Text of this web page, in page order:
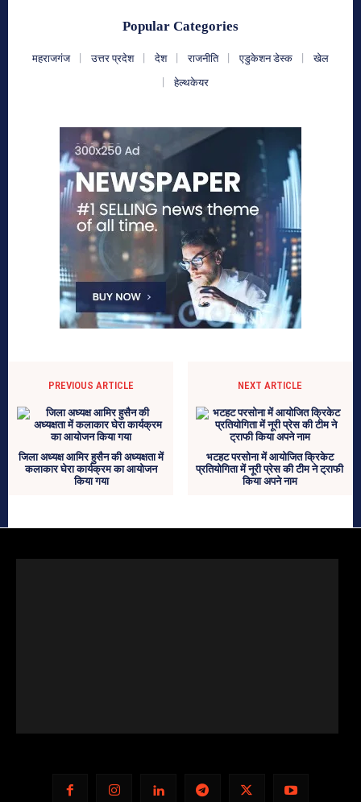
Popular Categories
महराजगंज उत्तर प्रदेश देश राजनीति एडुकेशन डेस्क
खेल
हेल्थकेयर
PREVIOUS ARTICLE
जिला अध्यक्ष आमिर हुसैन की अध्यक्षता में
कलाकार घेरा कार्यक्रम का आयोजन
किया गया
NEXT ARTICLE
भटहट परसोना में आयोजित क्रिकेट
प्रतियोगिता में नूरी प्रेस की टीम ने ट्राफी
किया अपने नाम